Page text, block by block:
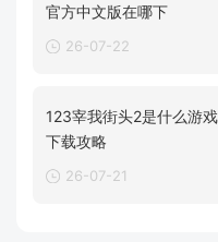
官方中文版在哪下
26-07-22
123宰我街头2是什么游
下载攻略
26-07-21